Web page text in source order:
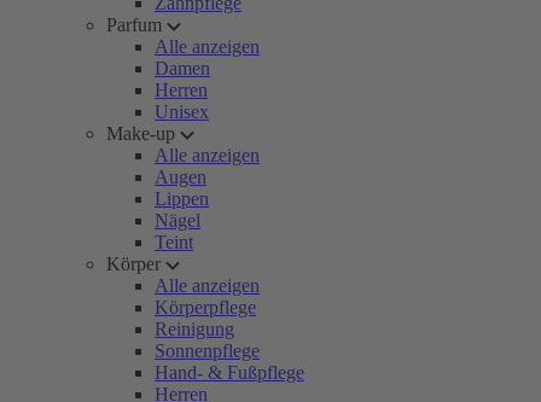
Parfum
Alle anzeigen
Damen
Herren
Unisex
Make-up
Alle anzeigen
Augen
Lippen
Nägel
Teint
Körper
Alle anzeigen
Körperpflege
Reinigung
Sonnenpflege
Hand- & Fußpflege
Herren